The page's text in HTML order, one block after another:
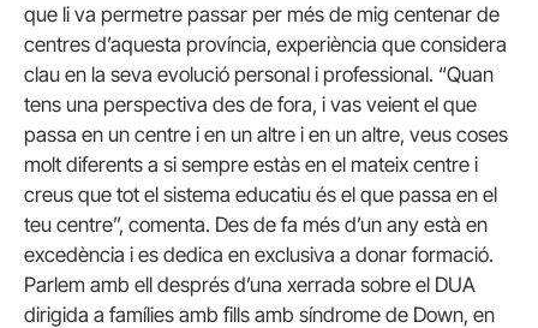
que li va permetre passar per més de mig centenar de
centres d’aquesta província, experiència que considera
clau en la seva evolució personal i professional. “Quan
tens una perspectiva des de fora, i vas veient el que
passa en un centre i en un altre i en un altre, veus coses
molt diferents a si sempre estàs en el mateix centre i
creus que tot el sistema educatiu és el que passa en el
teu centre”, comenta. Des de fa més d’un any està en
excedència i es dedica en exclusiva a donar formació.
Parlem amb ell després d’una xerrada sobre el DUA
dirigida a famílies amb fills amb síndrome de Down, en